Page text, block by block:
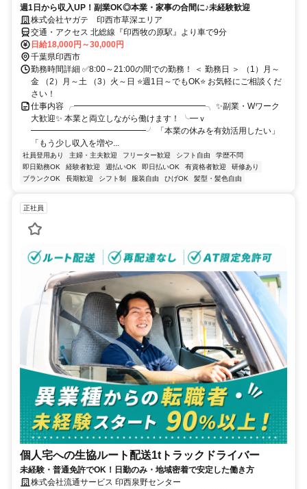
週1日から収入UP！副業OK◎本業・家事の合間に♪未経験歓迎
株式会社ヤガテ 印西市草深エリア
交通・アクセス 北総線『印西牧の原駅』より車で9分
日給18,000円～30,000円
千葉県印西市
勤務時間詳細 ✅8:00～21:00の間での勤務！ ＜ 勤務日 ＞ （1）月～
金 （2）月～土 （3）火～日 ⭐週1日～でもOK⭐ お気軽にご相談くだ
さい！
仕事内容 ╭━━━━━━━━━━━━━━━━╮ ✨副業・Wワーク
大歓迎✨ 本業と両立しながら働けます！ ╰━ｖ
━━━━━━━━━━━━━━╯ 「本業の休みを有効活用したい」
「もう少し収入を増や...
社員登用あり 主婦・主夫歓迎 フリーター歓迎 シフト自由
学歴不問
即日勤務OK
経験者歓迎 週払いOK 即日払いOK 有資格者歓迎
研修あり
ブランクOK
長期歓迎 シフト制 服装自由 ひげOK 髪型・髪色自由
正社員
個人宅への生協ルート配送1tトラックドライバー
未経験・普通免許でOK！日勤のみ・地域密着で安定した働き方
株式会社流通サービス 印西泉野センター